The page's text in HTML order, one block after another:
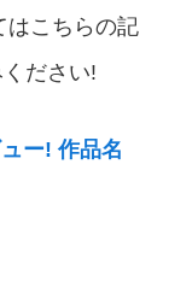
はこちらの記
ださい!
ー! 作品名